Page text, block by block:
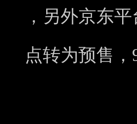
，另外京东
点转为预售